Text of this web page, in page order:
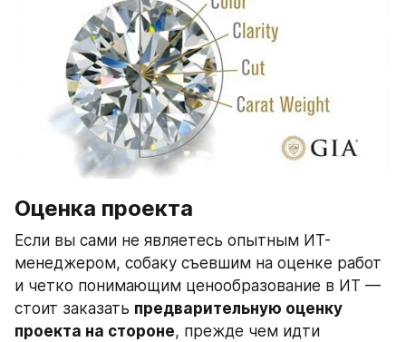
Оценка проекта
Если вы сами не являетесь опытным ИТ-
менеджером, собаку съевшим на оценке работ
и четко понимающим ценообразование в ИТ —
стоит заказать предварительную оценку
проекта на стороне, прежде чем идти